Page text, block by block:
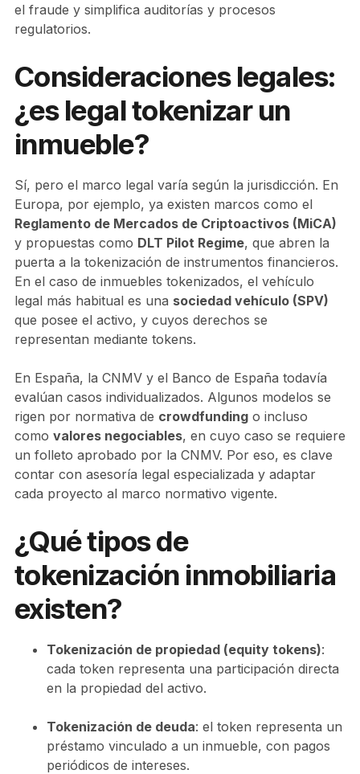
el fraude y simplifica auditorías y procesos
regulatorios.
Consideraciones legales:
¿es legal tokenizar un
inmueble?
Sí, pero el marco legal varía según la jurisdicción. En
Europa, por ejemplo, ya existen marcos como el
Reglamento de Mercados de Criptoactivos (MiCA)
y propuestas como DLT Pilot Regime, que abren la
puerta a la tokenización de instrumentos financieros.
En el caso de inmuebles tokenizados, el vehículo
legal más habitual es una sociedad vehículo (SPV)
que posee el activo, y cuyos derechos se
representan mediante tokens.
En España, la CNMV y el Banco de España todavía
evalúan casos individualizados. Algunos modelos se
rigen por normativa de crowdfundingo incluso
como valores negociables, en cuyo caso se requiere
un folleto aprobado por la CNMV. Por eso, es clave
contar con asesoría legal especializada y adaptar
cada proyecto al marco normativo vigente.
¿Qué tipos de
tokenización inmobiliaria
existen?
Tokenización de propiedad (equity tokens):
cada token representa una participación directa
en la propiedad del activo.
Tokenización de deuda: el token representa un
préstamo vinculado a un inmueble, con pagos
periódicos de intereses.